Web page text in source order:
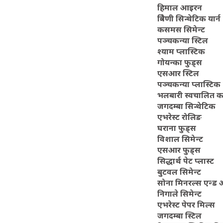
हिमाल आइरन
त्रिवेणी सिन्थेटिक यार्न
कसमस सिमेन्ट
पञ्चकन्या स्टिल
श्याम प्लास्टिक
गोयन्का फुड्स
एसआर स्टिल
पञ्चकन्या प्लास्टिक
भलबारी स्वचालित
जगदम्बा सिन्थेटिक
एभरेस्ट रोलिङ
घराना फुड्स
विशाल सिमेन्ट
एसआर फुड्स
सिद्धार्थ पेट प्लास्ट
बुटवल सिमेन्ट
सोना मिनरल्स
निगाले सिमेन्ट
एभरेस्ट पेपर मिल्स
जगदम्बा स्टिल